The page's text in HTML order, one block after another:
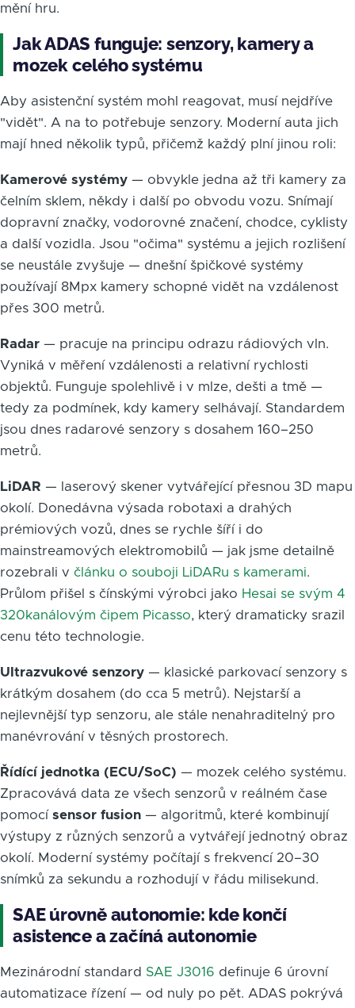
mění hru.
Jak ADAS funguje: senzory, kamery a
mozek celého systému
Aby asistenční systém mohl reagovat, musí nejdříve
"vidět". A na to potřebuje senzory. Moderní auta jich
mají hned několik typů, přičemž každý plní jinou roli:
Kamerové systémy — obvykle jedna až tři kamery za
čelním sklem, někdy i další po obvodu vozu. Snímají
dopravní značky, vodorovné značení, chodce, cyklisty
a další vozidla. Jsou "očima" systému a jejich rozlišení
se neustále zvyšuje — dnešní špičkové systémy
používají 8Mpx kamery schopné vidět na vzdálenost
přes 300 metrů.
Radar — pracuje na principu odrazu rádiových vln.
Vyniká v měření vzdálenosti a relativní rychlosti
objektů. Funguje spolehlivě i v mlze, dešti a tmě —
tedy za podmínek, kdy kamery selhávají. Standardem
jsou dnes radarové senzory s dosahem 160–250
metrů.
LiDAR — laserový skener vytvářející přesnou 3D mapu
okolí. Donedávna výsada robotaxi a drahých
prémiových vozů, dnes se rychle šíří i do
mainstreamových elektromobilů — jak jsme detailně
rozebrali v článku o souboji LiDARu s kamerami.
Průlom přišel s čínskými výrobci jako Hesai se svým 4
320kanálovým čipem Picasso, který dramaticky srazil
cenu této technologie.
Ultrazvukové senzory — klasické parkovací senzory s
krátkým dosahem (do cca 5 metrů). Nejstarší a
nejlevnější typ senzoru, ale stále nenahraditelný pro
manévrování v těsných prostorech.
Řídící jednotka (ECU/SoC) — mozek celého systému.
Zpracovává data ze všech senzorů v reálném čase
pomocí sensor fusion — algoritmů, které kombinují
výstupy z různých senzorů a vytvářejí jednotný obraz
okolí. Moderní systémy počítají s frekvencí 20–30
snímků za sekundu a rozhodují v řádu milisekund.
SAE úrovně autonomie: kde končí
asistence a začíná autonomie
Mezinárodní standard SAE J3016 definuje 6 úrovní
automatizace řízení — od nuly po pět. ADAS pokrývá